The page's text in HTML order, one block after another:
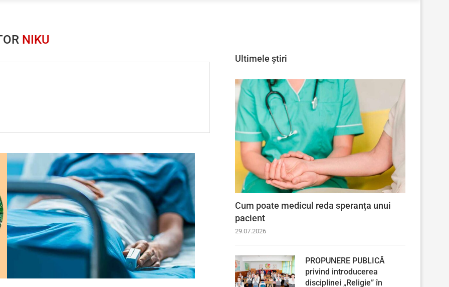
NIKU
Ultimele știri
Cum poate medicul reda speranța unui
pacient
29.07.2026
PROPUNERE PUBLICĂ
privind introducerea
disciplinei „Religie” în